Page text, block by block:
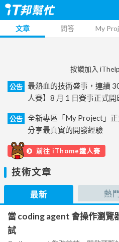
文章 問答 My
按讚加入
公告
最熱血的技術盛事，連續
人賽】8 月 1 日賽事正式開
公告
全新專區「My Project」正
分享最真實的開發經驗
前往 iThome鐵人賽
技術文章
最新 熱
當 coding agent 會操作瀏覽
試